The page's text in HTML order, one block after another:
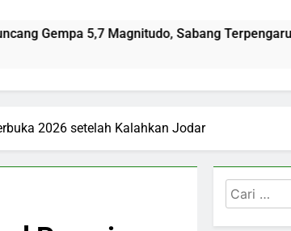
5,7 Magnitudo, Sabang Terpengaruh Besar
2026 setelah Kalahkan Jodar
Cari
untuk: